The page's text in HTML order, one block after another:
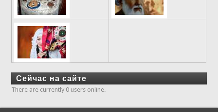
Сейчас на сайте
There are currently 0 users online.